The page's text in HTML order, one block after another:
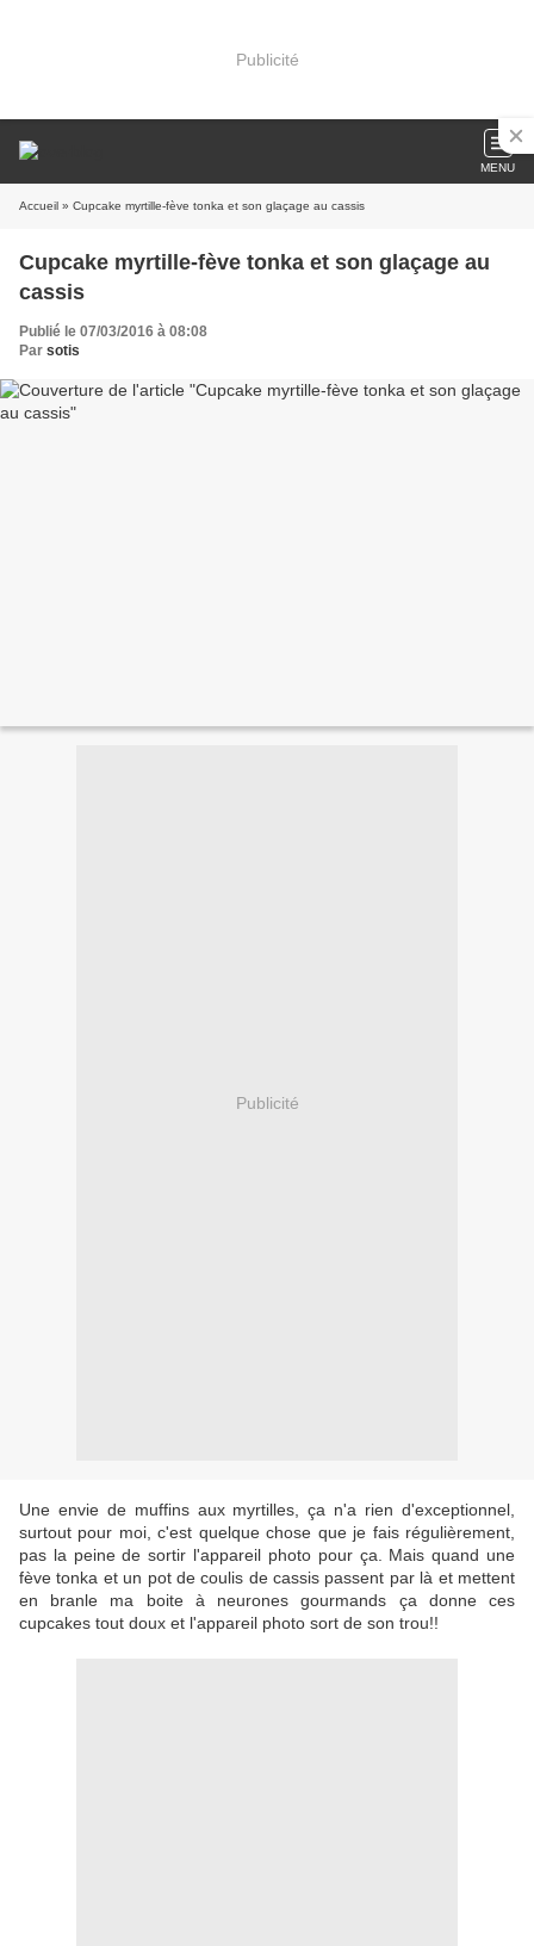
Publicité
MENU
Accueil » Cupcake myrtille-fève tonka et son glaçage au cassis
Cupcake myrtille-fève tonka et son glaçage au
cassis
Publié le 07/03/2016 à 08:08
Par sotis
Publicité
Une envie de muffins aux myrtilles, ça n'a rien d'exceptionnel,
surtout pour moi, c'est quelque chose que je fais régulièrement,
pas la peine de sortir l'appareil photo pour ça. Mais quand une
fève tonka et un pot de coulis de cassis passent par là et mettent
en branle ma boite à neurones gourmands ça donne ces
cupcakes tout doux et l'appareil photo sort de son trou!!